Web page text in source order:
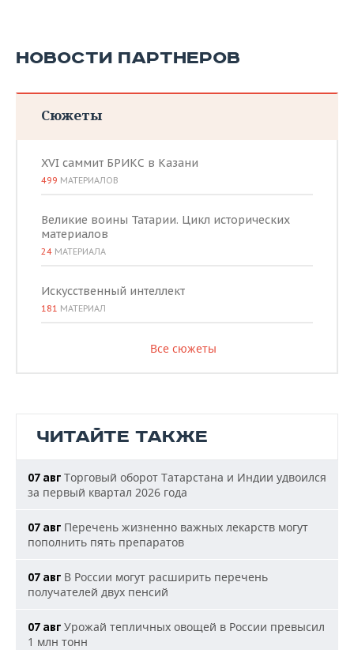
НОВОСТИ ПАРТНЕРОВ
Сюжеты
XVI саммит БРИКС в Казани
499 МАТЕРИАЛОВ
Великие воины Татарии. Цикл исторических
материалов
24 МАТЕРИАЛА
Искусственный интеллект
181 МАТЕРИАЛ
Все сюжеты
ЧИТАЙТЕ ТАКЖЕ
07 авг Торговый оборот Татарстана и Индии удвоился
за первый квартал 2026 года
07 авг Перечень жизненно важных лекарств могут
пополнить пять препаратов
07 авг В России могут расширить перечень
получателей двух пенсий
07 авг Урожай тепличных овощей в России превысил
1 млн тонн